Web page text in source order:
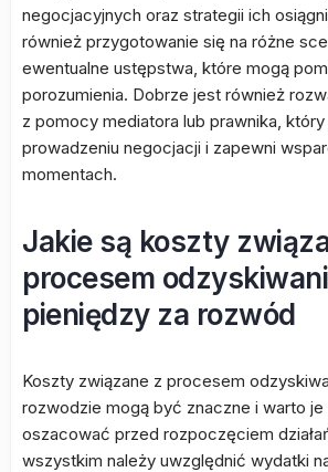
negocjacyjnych oraz strategii ich
również przygotowanie się na różne
ewentualne ustępstwa, które mogą
porozumienia. Dobrze jest również
z pomocy mediatora lub prawnika,
prowadzeniu negocjacji i zapewni
momentach.
Jakie są koszty
procesem
pieniędzy za rozwód
Koszty związane z procesem
rozwodzie mogą być znaczne i warto je
oszacować przed rozpoczęciem
wszystkim należy uwzględnić wydatki na